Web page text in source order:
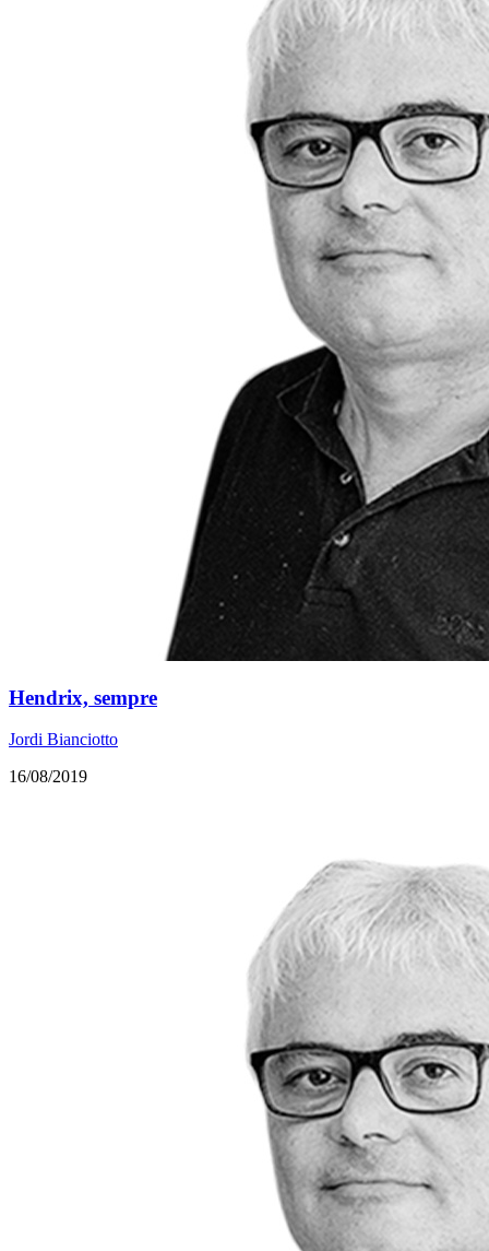
Hendrix, sempre
Jordi Bianciotto
16/08/2019